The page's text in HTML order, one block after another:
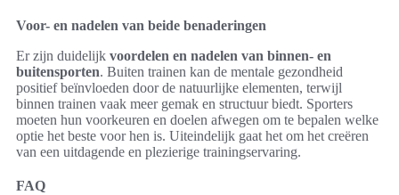
Voor- en nadelen van beide benaderingen
Er zijn duidelijk voordelen en nadelen van binnen- en
buitensporten. Buiten trainen kan de mentale gezondheid
positief beïnvloeden door de natuurlijke elementen, terwijl
binnen trainen vaak meer gemak en structuur biedt. Sporters
moeten hun voorkeuren en doelen afwegen om te bepalen welke
optie het beste voor hen is. Uiteindelijk gaat het om het creëren
van een uitdagende en plezierige trainingservaring.
FAQ